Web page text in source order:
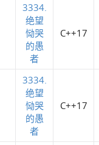
3334.
绝望
恸哭
的愚
者
C++17
3334.
绝望
恸哭
的愚
者
C++17